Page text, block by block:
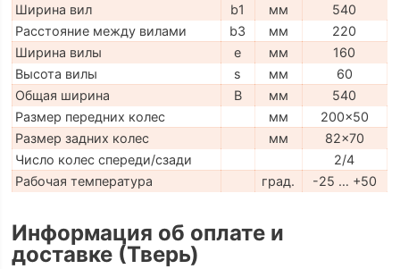
Ширина вил
b1 мм
540
Расстояние между вилами
b3 мм
220
Ширина вилы
e мм
160
Высота вилы
s мм
60
Общая ширина
B мм
540
Размер передних колес
мм
200x50
Размер задних колес
мм
82x70
Число колес спереди/сзади
2/4
Рабочая температура
град. -25 … +50
Информация об оплате и
доставке (Тверь)